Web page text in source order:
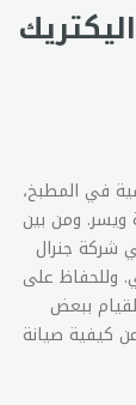
في المطبخ،
ومن بين
شركة جنرال
وللحفاظ على
ببعض
كيفية صيانة